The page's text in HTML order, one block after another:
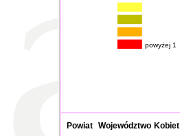
powyżej 1
Powiat Województwo Kobiet